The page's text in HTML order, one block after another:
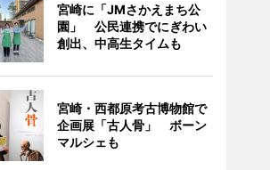
宮崎に「JMさかえまち公
園」 公民連携でにぎわい
創出、中高生タイムも
宮崎・西都原考古博物館で
企画展「古人骨」 ボーン
マルシェも